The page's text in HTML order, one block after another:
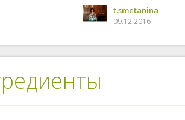
t.smetanina
09.12.2016